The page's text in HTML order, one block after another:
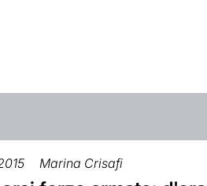
Marina Crisafi